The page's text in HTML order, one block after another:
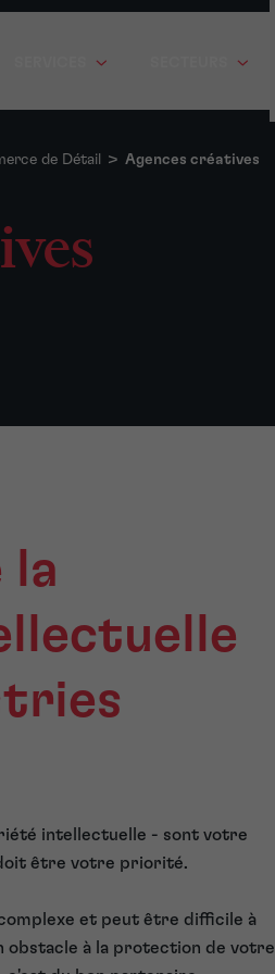
de Détail > Agences créatives
la
intellectuelle - sont votre
être votre priorité.
et peut être difficile à
obstacle à la protection de votre